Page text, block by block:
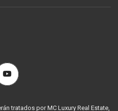
tratados por MC Luxury Real Estate,